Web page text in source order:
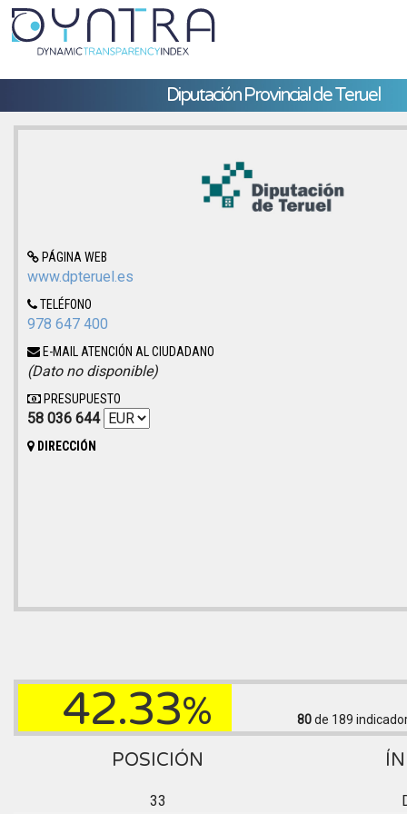
Diputación Provincial de Teruel
PÁGINA WEB
www.dpteruel.es
TELÉFONO
978 647 400
E-MAIL ATENCIÓN AL CIUDADANO
(Dato no disponible)
PRESUPUESTO
58 036 644
DIRECCIÓN
42.33% 80de 189
POSICIÓN
33